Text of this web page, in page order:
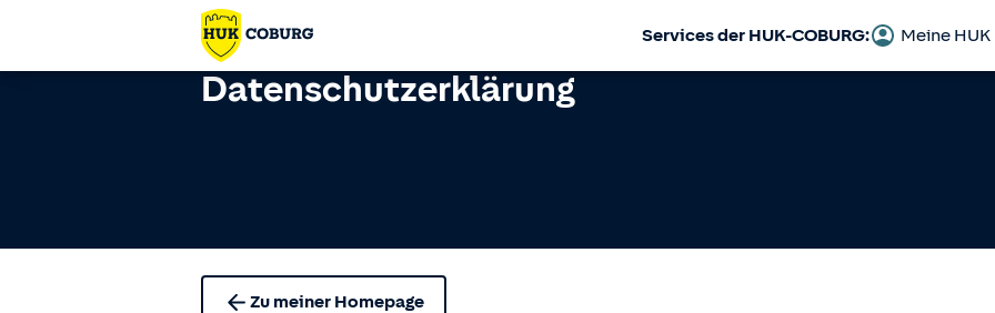
Services der HUK-COBURG: Meine HUK
Datenschutzerklärung
Zu meiner Homepage